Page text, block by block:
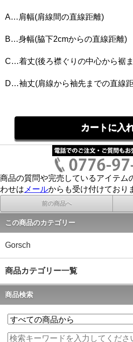
A…肩幅(肩線間の直線距離)
B…身幅(脇下2cmからの直線距離)
C…着丈(後ろ襟ぐりの中心から裾
D…袖丈(肩線から袖先までの直線
商品の質問や完売しているアイテム
わせは メールからも受け付けており
前の商品へ
この商品のカテゴリー
Gorsch
商品カテゴリー一覧
商品検索